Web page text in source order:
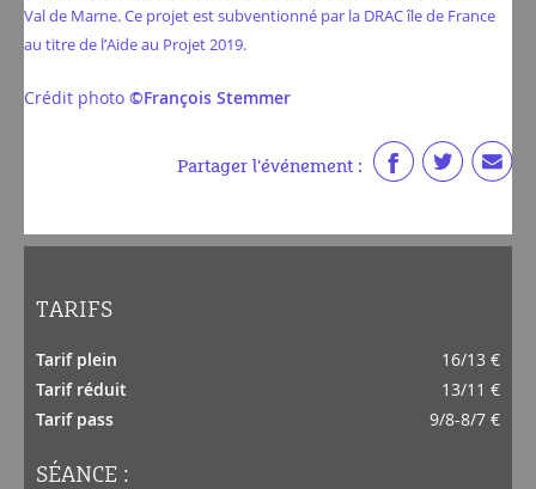
Val de Marne. Ce projet est subventionné par la DRAC île de France
au titre de l’Aide au Projet 2019.
Crédit photo ©François Stemmer
Partager l'événement :
TARIFS
Tarif plein
16/13 €
Tarif réduit
13/11 €
Tarif pass
9/8-8/7 €
SÉANCE :